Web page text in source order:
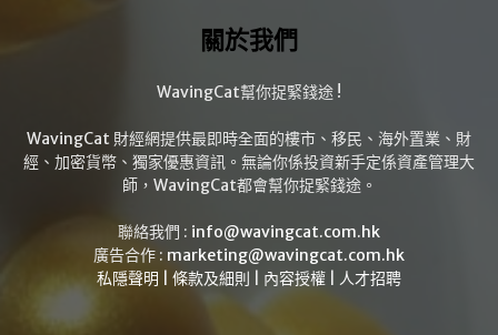
關於我們
WavingCat幫你捉緊錢途 !
WavingCat 財經網提供最即時全面的樓市、移民、海外置業、財
經、加密貨幣、獨家優惠資訊。無論你係投資新手定係資產管理大
師，WavingCat都會幫你捉緊錢途。
聯絡我們 : info@wavingcat.com.hk
廣告合作 : marketing@wavingcat.com.hk
私隱聲明
條款及細則 內容授權 人才招聘